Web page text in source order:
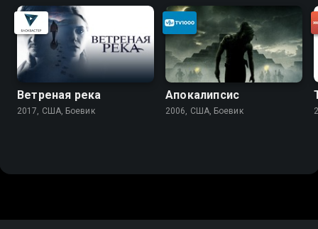
Ветреная река
2017, США, Боевик
Апокалипсис
2006, США, Боевик